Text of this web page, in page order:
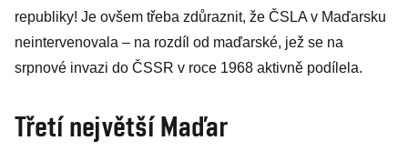
republiky! Je ovšem třeba zdůraznit, že ČSLA v Maďarsku
neintervenovala – na rozdíl od maďarské, jež se na
srpnové invazi do ČSSR v roce 1968 aktivně podílela.
Třetí největší Maďar